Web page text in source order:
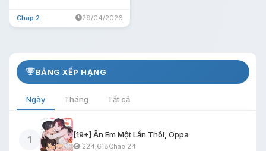
Chap 2 29/04/2026
BẢNG XẾP HẠNG
Ngày Tháng Tất cả
1
[19+] Ăn Em Một Lần Thôi, Oppa
224,618Chap 24